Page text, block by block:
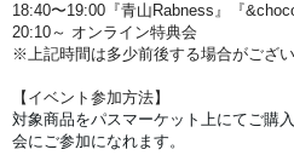
18:40〜19:00 『青山Rabness』 『&
20:10～ オンライン特典会
※上記時間は多少前後する場合がござい
【イベント参加方法】
対象商品をパスマーケット上にてご購
会にご参加になれます。